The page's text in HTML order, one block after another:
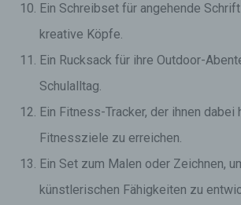
Ein Schreibset für angehende
kreative Köpfe.
Ein Rucksack für ihre Outdoor-
Schulalltag.
Ein Fitness-Tracker, der ihnen dabei
Fitnessziele zu erreichen.
Ein Set zum Malen oder Zeichnen,
künstlerischen Fähigkeiten zu